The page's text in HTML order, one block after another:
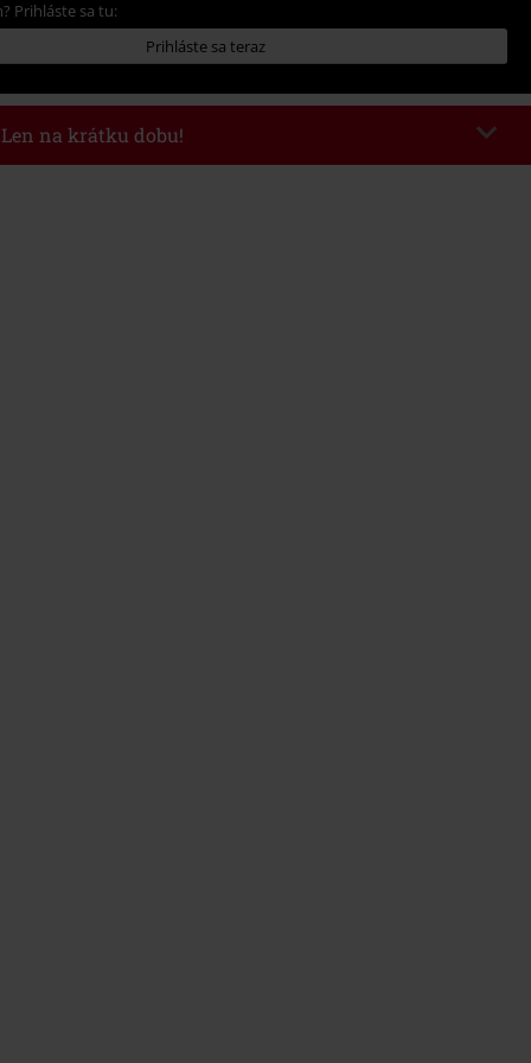
Prihláste sa tu:
Prihláste sa teraz
Len na krátku dobu!